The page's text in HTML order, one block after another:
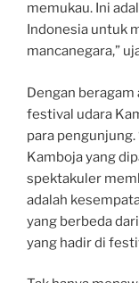
memukau. Ini
Indonesia untuk
mancanegara,”
Dengan
festival udara
para
Kamboja yang
spektakuler
adalah
yang berbeda
yang hadir di